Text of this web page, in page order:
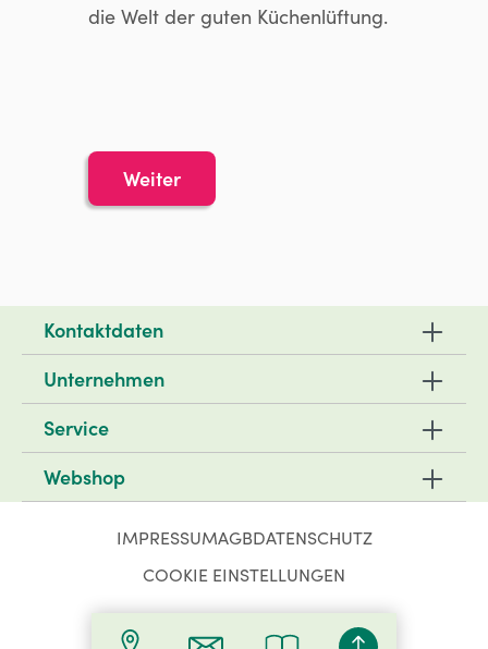
die Welt der guten Küchenlüftung.
Weiter
Kontaktdaten
Unternehmen
Service
Webshop
IMPRESSUMAGBDATENSCHUTZ
COOKIE EINSTELLUNGEN